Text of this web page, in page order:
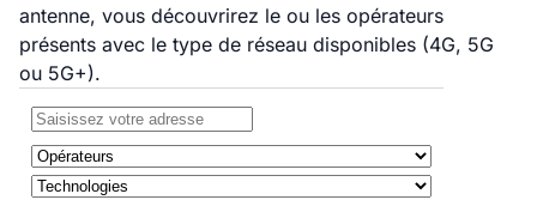
antenne, vous découvrirez le ou les opérateurs
présents avec le type de réseau disponibles (4G, 5G
ou 5G+).